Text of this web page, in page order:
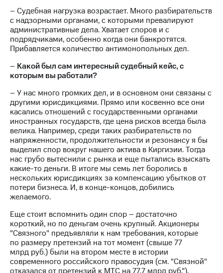
– Судебная нагрузка возрастает. Много разбирательств
с надзорными органами, с которыми превалируют
административные дела. Хватает споров и с
подрядчиками, особенно когда они банкротятся.
Прибавляется количество антимонопольных дел.
– Какой был сам интересный судебный кейс, с
которым вы работали?
– У нас много громких дел, и в основном они связаны с
другими юрисдикциями. Прямо или косвенно все они
касались отношений с государственными органами
иностранных государств, где цена рисков всегда была
велика. Например, среди таких разбирательств по
напряженности, продолжительности и резонансу я бы
выделил спор вокруг нашего актива в Киргизии. Тогда
нас грубо вытеснили с рынка и еще пытались взыскать
какие-то деньги. В итоге мы семь лет боролись в
нескольких юрисдикциях за компенсацию убытков от
потери бизнеса. И, в конце-концов, добились
желаемого.
Еще стоит вспомнить один спор – достаточно
короткий, но по деньгам очень крупный. Акционеры
"Связного" предъявляли к нам требования, которые
по размеру претензий на тот момент (свыше 77
млрд руб.) были на втором месте в истории
современного российского правосудия (см. "Связной"